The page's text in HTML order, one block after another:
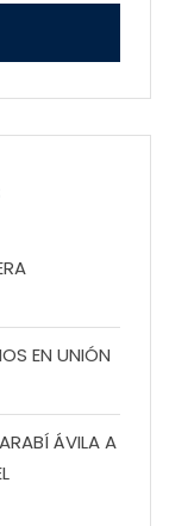
EN UNIÓN
ÁVILA A